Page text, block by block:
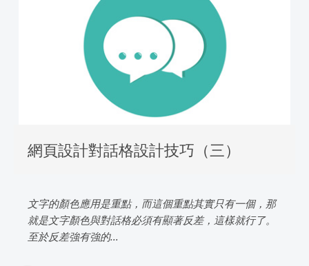
網頁設計對話格設計技巧（三）
文字的顏色應用是重點，而這個重點其實只有一個，那
就是文字顏色與對話格必須有顯著反差，這樣就行了。
至於反差強有強的...